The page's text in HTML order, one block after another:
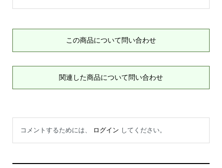
この商品について問い合わせ
関連した商品について問い合わせ
コメントするためには、 ログイン してください。